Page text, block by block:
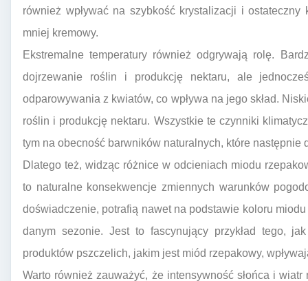
również wpływać na szybkość krystalizacji i
mniej kremowy.
Ekstremalne temperatury również odgrywają rolę.
dojrzewanie roślin i produkcję nektaru, ale
odparowywania z kwiatów, co wpływa na jego skład.
roślin i produkcję nektaru. Wszystkie te czynniki
tym na obecność barwników naturalnych, które
Dlatego też, widząc różnice w odcieniach miodu
to naturalne konsekwencje zmiennych warunków
doświadczenie, potrafią nawet na podstawie koloru
danym sezonie. Jest to fascynujący przykład tego,
produktów pszczelich, jakim jest miód rzepakowy,
Warto również zauważyć, że intensywność słońca i